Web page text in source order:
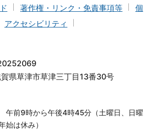
著作権・リンク・免責事項等
個
アクセシビリティ
草津市草津三丁目13番30号
午前9時から午後4時45分（土曜日、日曜
始は休み）